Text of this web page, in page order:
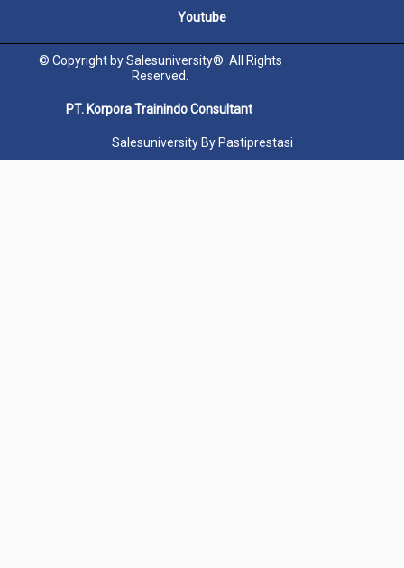
Youtube
© Copyright by Salesuniversity®. All Rights
Reserved.
PT. Korpora Trainindo Consultant
Salesuniversity By Pastiprestasi